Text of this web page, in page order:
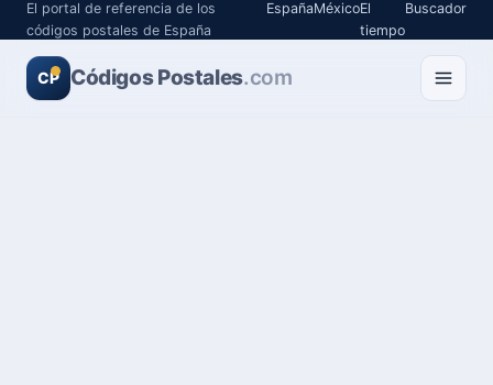
El portal de referencia de los
códigos postales de España
EspañaMéxicoEl
tiempo
Buscador
CP Códigos Postales.com